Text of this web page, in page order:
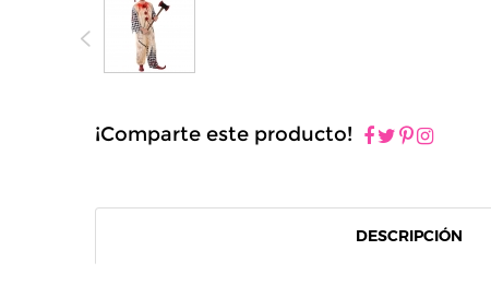
¡Comparte este producto!
DESCRIPCIÓN